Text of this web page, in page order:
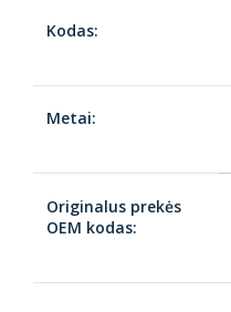
Kodas:
Metai:
Originalus prekės
OEM kodas: